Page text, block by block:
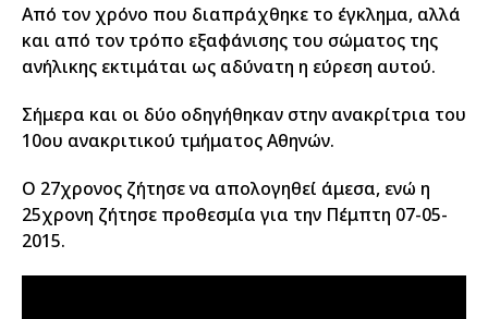
Από τον χρόνο που διαπράχθηκε το έγκλημα, αλλά
και από τον τρόπο εξαφάνισης του σώματος της
ανήλικης εκτιμάται ως αδύνατη η εύρεση αυτού.
Σήμερα και οι δύο οδηγήθηκαν στην ανακρίτρια του
10ου ανακριτικού τμήματος Αθηνών.
Ο 27χρονος ζήτησε να απολογηθεί άμεσα, ενώ η
25χρονη ζήτησε προθεσμία για την Πέμπτη 07-05-
2015.